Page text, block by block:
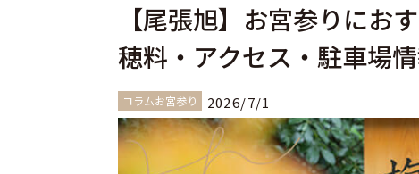
【尾張旭】お宮参りにお
穂料・アクセス・駐車場
コラムお宮参り 2026/7/1